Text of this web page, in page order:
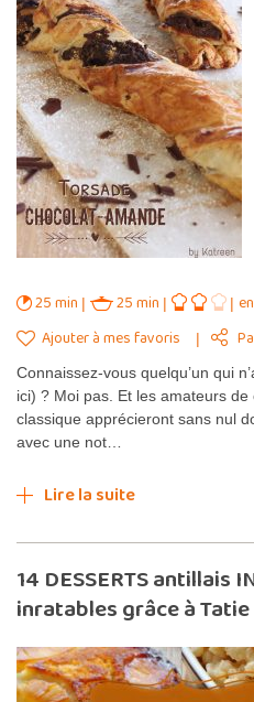
25 min 25 min
Ajouter à mes favoris
Connaissez-vous quelqu’un qui
ici) ? Moi pas. Et les amateurs
classique apprécieront sans nul
avec une not…
Lire la suite
14 DESSERTS antillais
inratables grâce à